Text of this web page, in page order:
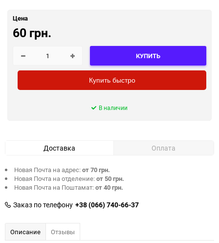
Цена
60 грн.
КУПИТЬ
Купить быстро
В наличии
Доставка Оплата
Новая Почта на адрес:от 70 грн.
Новая Почта на отделение:от 50 грн.
Новая Почта на Поштамат:от 40 грн.
Заказ по телефону +38 (066) 740-66-37
Описание Отзывы